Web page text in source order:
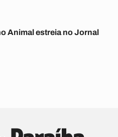
Animal estreia no Jornal